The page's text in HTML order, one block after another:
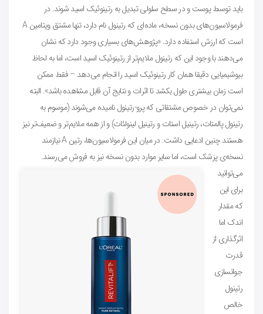
باید توسط پوست و در سطح سلولی تبدیل به رتینوئیک اسید شوند. در
فرمولاسیون‌های بدون نسخه، ماده‌ای که رتینول نام دارد، تنها مشتق ویتامین A
است که ارزش استفاده دارد. «پژوهش‌های بسیاری وجود دارد که نشان
می‌دهند با وجود این که رتینول ملایم‌تر از رتینوئیک اسید است، اما به لحاظ
بیوشیمیایی دقیقا همان کار رتینوئیک اسید را انجام می‌دهد – فقط ممکن
است زمان بیشتری طول بکشد تا اثرات و نتایج آن قابل مشاهده باشد». البته
نمی‌توان در خصوص مشتقاتی که پرو-رتینول نامیده می‌شوند (موسوم به
رتینول پالمتات، رتینیل استات و رتینیل لینولئات) و از همه ملایم‌تر و ضعیف‌تر نیز
هستند چنین ادعایی داشت. در میان این فرمولاسیون‌ها، رتین A نیازمند
نسخه‌ی پزشک است، اما سایر موارد بدون نسخه نیز به فروش می‌رسند.
می‌توانید
برای این
که مقدار
اندک اما
اثرگذاری از
قدرت
جوانسازی
رتینول
خالص